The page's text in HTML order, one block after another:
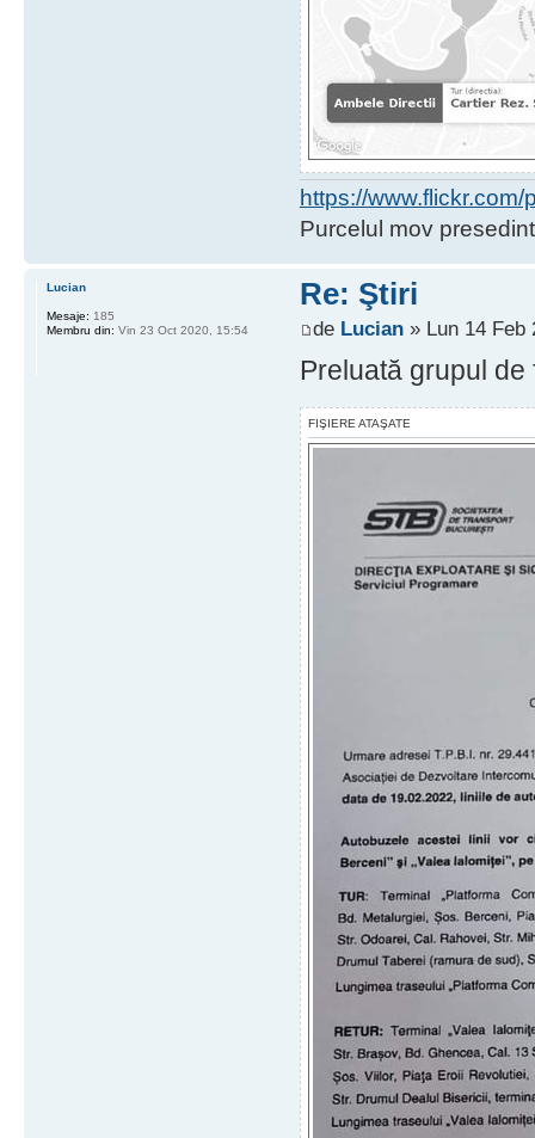
https://
Purcelul mov
Re: Ştiri
de Lucian» Lun 14 Feb
Preluată grupul
FIŞIERE ATAŞATE
Lucian
Mesaje: 185
Membru din: Vin 23 Oct 2020, 15:54